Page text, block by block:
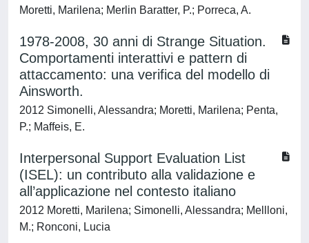
Moretti, Marilena; Merlin Baratter, P.; Porreca, A.
1978-2008, 30 anni di Strange Situation.
Comportamenti interattivi e pattern di
attaccamento: una verifica del modello di
Ainsworth.
2012 Simonelli, Alessandra; Moretti, Marilena; Penta,
P.; Maffeis, E.
Interpersonal Support Evaluation List
(ISEL): un contributo alla validazione e
all’applicazione nel contesto italiano
2012 Moretti, Marilena; Simonelli, Alessandra; Mellloni,
M.; Ronconi, Lucia